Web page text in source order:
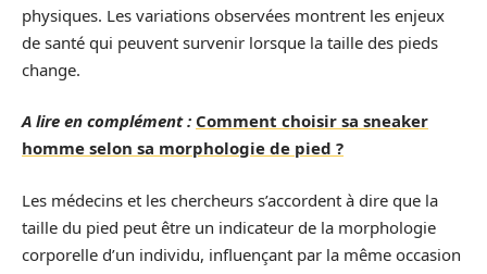
physiques. Les variations observées montrent les enjeux
de santé qui peuvent survenir lorsque la taille des pieds
change.
A lire en complément : Comment choisir sa sneaker
homme selon sa morphologie de pied ?
Les médecins et les chercheurs s’accordent à dire que la
taille du pied peut être un indicateur de la morphologie
corporelle d’un individu, influençant par la même occasion